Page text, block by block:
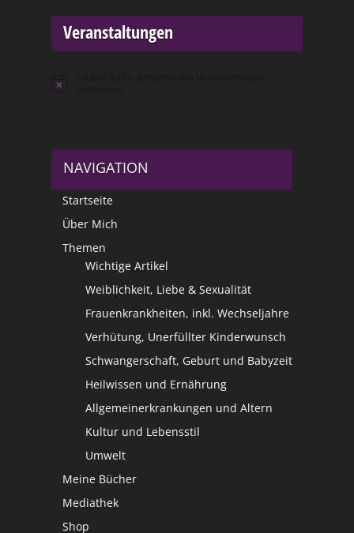
Veranstaltungen
Hinweis
NAVIGATION
Startseite
Über Mich
Themen
Wichtige Artikel
Weiblichkeit, Liebe & Sexualität
Frauenkrankheiten, inkl. Wechseljahre
Verhütung, Unerfüllter Kinderwunsch
Schwangerschaft, Geburt und Babyzeit
Heilwissen und Ernährung
Allgemeinerkrankungen und Altern
Kultur und Lebensstil
Umwelt
Meine Bücher
Mediathek
Shop